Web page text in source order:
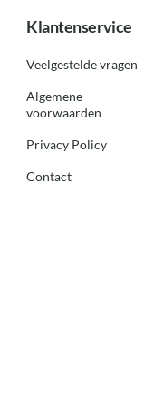
Klantenservice
Veelgestelde vragen
Algemene
voorwaarden
Privacy Policy
Contact